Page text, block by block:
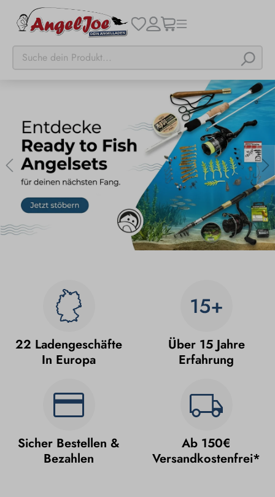
22 Ladengeschäfte
In Europa
Über 15 Jahre
Erfahrung
Sicher Bestellen &
Bezahlen
Ab 150€
Versandkostenfrei*